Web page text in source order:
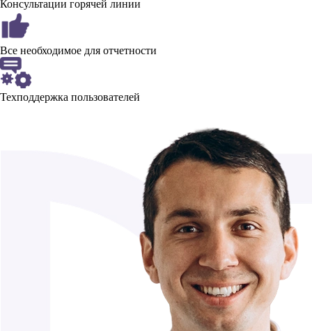
Консультации горячей линии
Все необходимое для отчетности
Техподдержка пользователей